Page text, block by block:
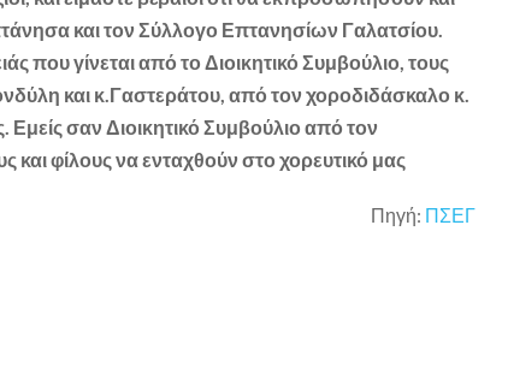
και τον Σύλλογο Επτανησίων Γαλατσίου.
που γίνεται από το Διοικητικό Συμβούλιο, τους
και κ.Γαστεράτου, από τον χοροδιδάσκαλο κ.
Εμείς σαν Διοικητικό Συμβούλιο από τον
φίλους να ενταχθούν στο χορευτικό μας
Πηγή: ΠΣΕΓ